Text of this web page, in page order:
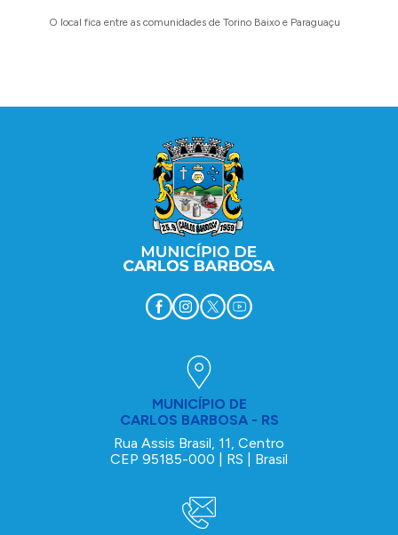
O local fica entre as comunidades de Torino Baixo e Paraguaçu
MUNICÍPIO DE
CARLOS BARBOSA - RS
Rua Assis Brasil, 11, Centro
CEP 95185-000 | RS | Brasil